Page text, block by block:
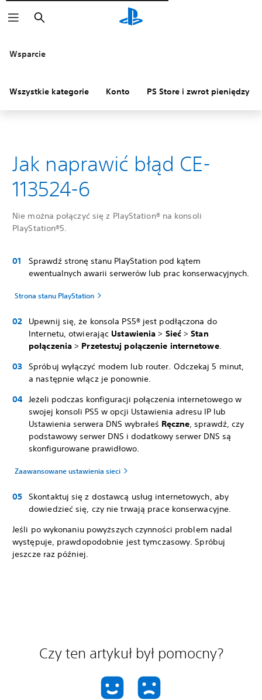
Wyszukaj
Wsparcie
Wszystkie kategorie Konto PS Store i zwrot pieniędzy
Jak naprawić błąd CE-
113524-6
Nie można połączyć się z PlayStation® na konsoli
PlayStation®5.
Sprawdź stronę stanu PlayStation pod kątem
ewentualnych awarii serwerów lub prac konserwacyjnych.
Strona stanu PlayStation
Upewnij się, że konsola PS5® jest podłączona do
Internetu, otwierając Ustawienia > Sieć>Stan
połączenia > Przetestuj połączenie internetowe.
Spróbuj wyłączyć modem lub router. Odczekaj 5 minut,
a następnie włącz je ponownie.
Jeżeli podczas konfiguracji połączenia internetowego w
swojej konsoli PS5 w opcji Ustawienia adresu IP lub
Ustawienia serwera DNS wybrałeś Ręczne, sprawdź, czy
podstawowy serwer DNS i dodatkowy serwer DNS są
skonfigurowane prawidłowo.
Zaawansowane ustawienia sieci
Skontaktuj się z dostawcą usług internetowych, aby
dowiedzieć się, czy nie trwają prace konserwacyjne.
Jeśli po wykonaniu powyższych czynności problem nadal
występuje, prawdopodobnie jest tymczasowy. Spróbuj
jeszcze raz później.
Czy ten artykuł był pomocny?